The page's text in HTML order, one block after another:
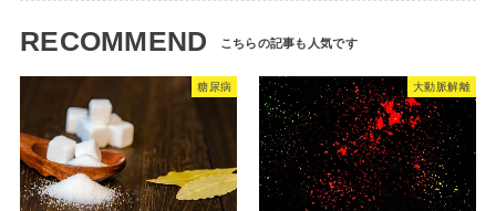
RECOMMEND
糖尿病 大動脈解離